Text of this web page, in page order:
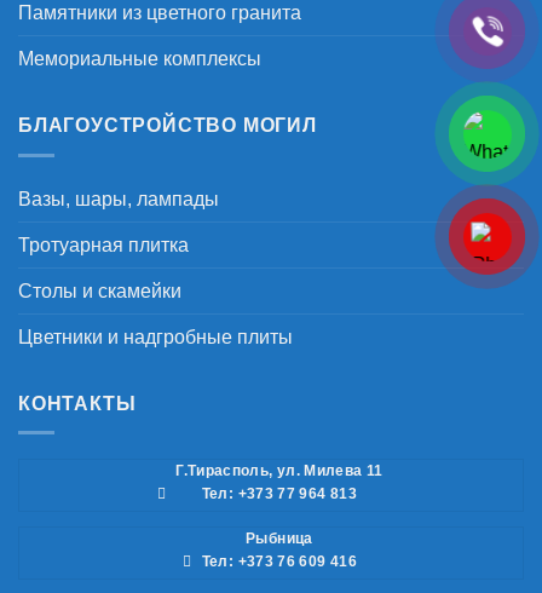
Памятники из цветного гранита
Мемориальные комплексы
БЛАГОУСТРОЙСТВО МОГИЛ
Вазы, шары, лампады
Тротуарная плитка
Столы и скамейки
Цветники и надгробные плиты
КОНТАКТЫ
Г.Тирасполь, ул. Милева 11
Тел: +373 77 964 813
Рыбница
Тел: +373 76 609 416